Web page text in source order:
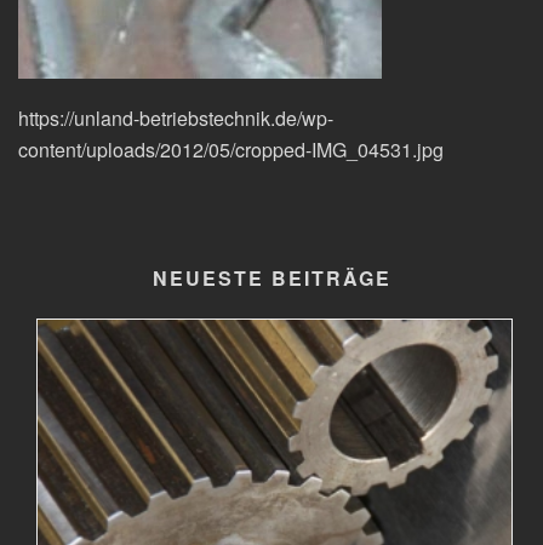
https://unland-betriebstechnik.de/wp-
content/uploads/2012/05/cropped-IMG_04531.jpg
NEUESTE BEITRÄGE